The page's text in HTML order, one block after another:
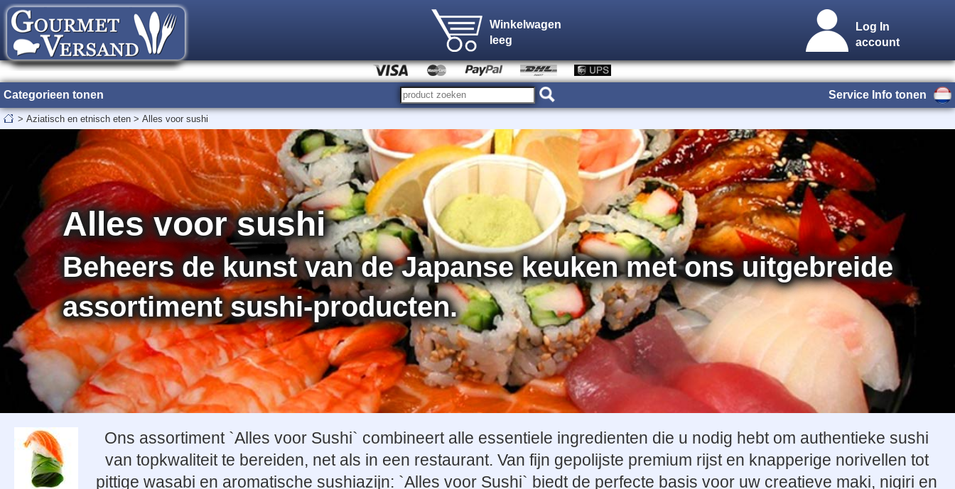
Winkelwagen
leeg
Log In
account
Categorieen tonen Service Info tonen
> Aziatisch en etnisch eten > Alles voor sushi
Alles voor sushi
Beheers de kunst van de Japanse keuken met ons uitgebreide
assortiment sushi-producten.
Ons assortiment `Alles voor Sushi` combineert alle essentiele ingredienten die u nodig hebt om authentieke sushi
van topkwaliteit te bereiden, net als in een restaurant. Van fijn gepolijste premium rijst en knapperige norivellen tot
pittige wasabi en aromatische sushiazijn: `Alles voor Sushi` biedt de perfecte basis voor uw creatieve maki, nigiri en